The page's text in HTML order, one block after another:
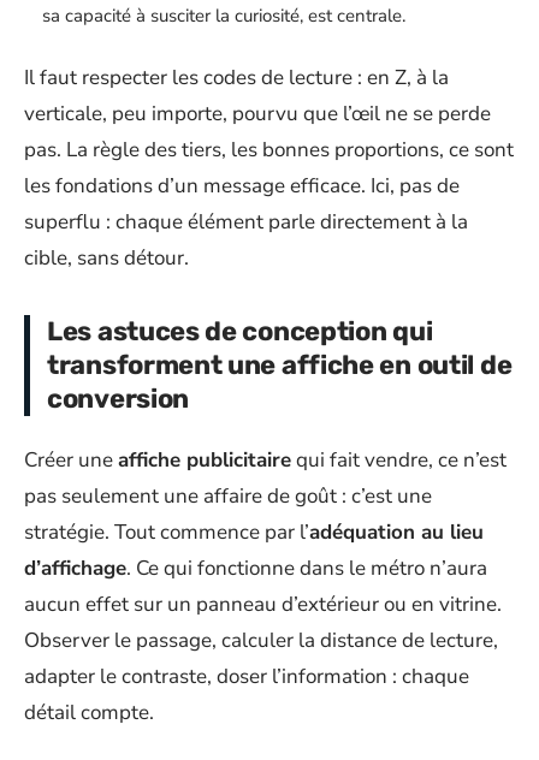
sa capacité à susciter la curiosité, est centrale.
Il faut respecter les codes de lecture : en Z, à la
verticale, peu importe, pourvu que l’œil ne se perde
pas. La règle des tiers, les bonnes proportions, ce sont
les fondations d’un message efficace. Ici, pas de
superflu : chaque élément parle directement à la
cible, sans détour.
Les astuces de conception qui
transforment une affiche en outil de
conversion
Créer uneaffiche publicitairequi fait vendre, ce n’est
pas seulement une affaire de goût : c’est une
stratégie. Tout commence par l’adéquation au lieu
d’affichage. Ce qui fonctionne dans le métro n’aura
aucun effet sur un panneau d’extérieur ou en vitrine.
Observer le passage, calculer la distance de lecture,
adapter le contraste, doser l’information : chaque
détail compte.